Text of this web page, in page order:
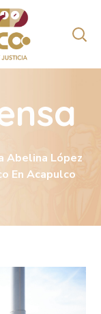
Abelina López
En Acapulco